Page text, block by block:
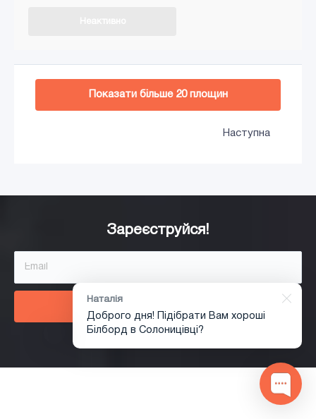
Додати в кошик
Показати більше 20 площин
Наступна
Зареєструйся!
Зареєструватися
1
Наталія
Доброго дня! Підібрати Вам хороші
Білборд в Солоницівці?